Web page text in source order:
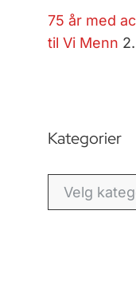
75 år med
til Vi Menn
Kategorier
Kategorier